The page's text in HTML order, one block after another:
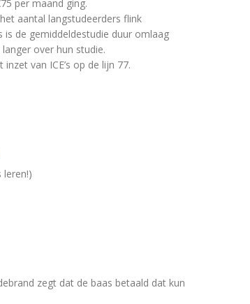
per maand ging.
aantal langstudeerders flink
de gemiddeldestudie duur omlaag
over hun studie.
van ICE’s op de lijn 77.
zegt dat de baas betaald dat kun